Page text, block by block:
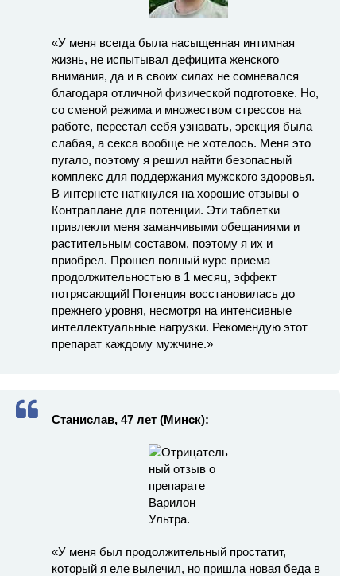
«У меня всегда была насыщенная интимная
жизнь, не испытывал дефицита женского
внимания, да и в своих силах не сомневался
благодаря отличной физической подготовке. Но,
со сменой режима и множеством стрессов на
работе, перестал себя узнавать, эрекция была
слабая, а секса вообще не хотелось. Меня это
пугало, поэтому я решил найти безопасный
комплекс для поддержания мужского здоровья.
В интернете наткнулся на хорошие отзывы о
Контраплане для потенции. Эти таблетки
привлекли меня заманчивыми обещаниями и
растительным составом, поэтому я их и
приобрел. Прошел полный курс приема
продолжительностью в 1 месяц, эффект
потрясающий! Потенция восстановилась до
прежнего уровня, несмотря на интенсивные
интеллектуальные нагрузки. Рекомендую этот
препарат каждому мужчине.»
Станислав, 47 лет (Минск):
«У меня был продолжительный простатит,
который я еле вылечил, но пришла новая беда в